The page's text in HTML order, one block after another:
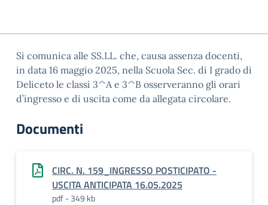
Si comunica alle SS.LL. che, causa assenza docenti,
in data 16 maggio 2025, nella Scuola Sec. di I grado di
Deliceto le classi 3^A e 3^B osserveranno gli orari
d’ingresso e di uscita come da allegata circolare.
Documenti
CIRC. N. 159_INGRESSO POSTICIPATO -
USCITA ANTICIPATA 16.05.2025
pdf - 349 kb